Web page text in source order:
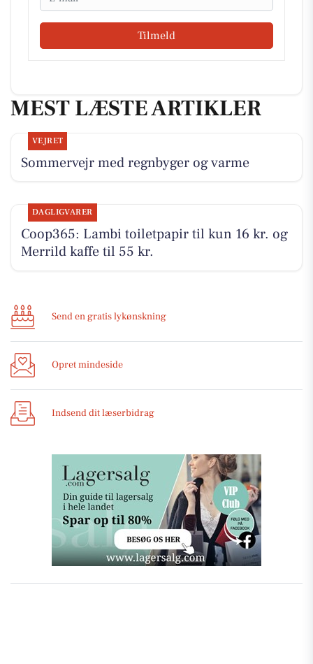
Tilmeld
MEST LÆSTE ARTIKLER
VEJRET
Sommervejr med regnbyger og varme
DAGLIGVARER
Coop365: Lambi toiletpapir til kun 16 kr. og
Merrild kaffe til 55 kr.
Send en gratis lykønskning
Opret mindeside
Indsend dit læserbidrag